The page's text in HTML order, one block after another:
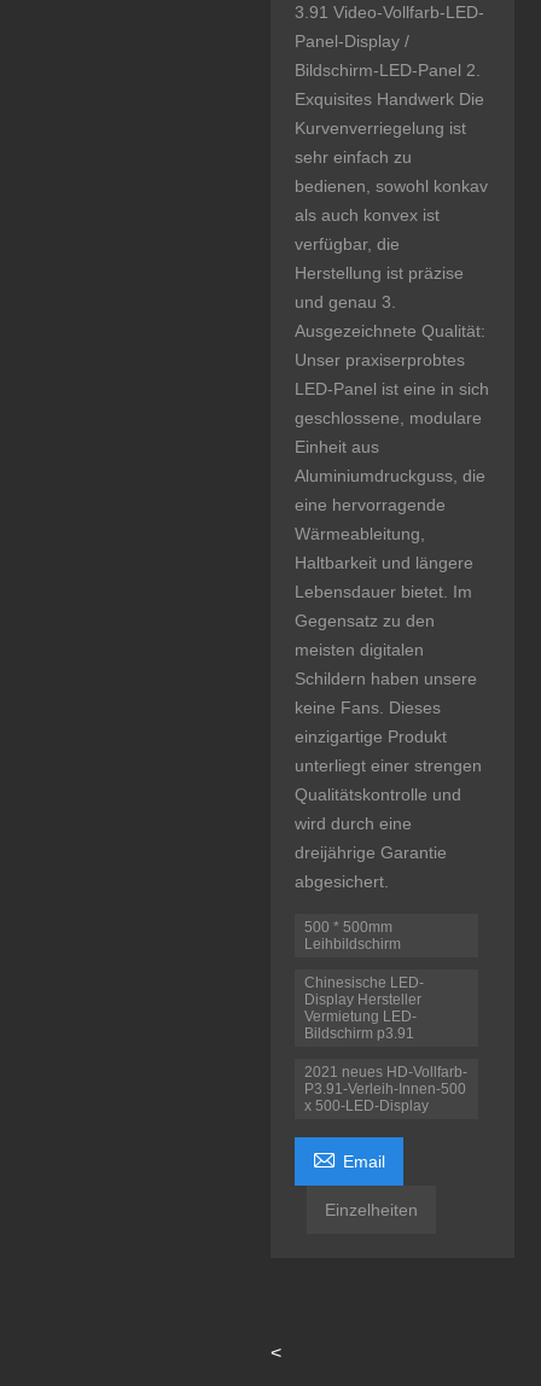
3.91 Video-Vollfarb-LED-
Panel-Display /
Bildschirm-LED-Panel 2.
Exquisites Handwerk Die
Kurvenverriegelung ist
sehr einfach zu
bedienen, sowohl konkav
als auch konvex ist
verfügbar, die
Herstellung ist präzise
und genau 3.
Ausgezeichnete Qualität:
Unser praxiserprobtes
LED-Panel ist eine in sich
geschlossene, modulare
Einheit aus
Aluminiumdruckguss, die
eine hervorragende
Wärmeableitung,
Haltbarkeit und längere
Lebensdauer bietet. Im
Gegensatz zu den
meisten digitalen
Schildern haben unsere
keine Fans. Dieses
einzigartige Produkt
unterliegt einer strengen
Qualitätskontrolle und
wird durch eine
dreijährige Garantie
abgesichert.
500 * 500mm
Leihbildschirm
Chinesische LED-
Display Hersteller
Vermietung LED-
Bildschirm p3.91
2021 neues HD-Vollfarb-
P3.91-Verleih-Innen-500
x 500-LED-Display
 Email
Einzelheiten
<